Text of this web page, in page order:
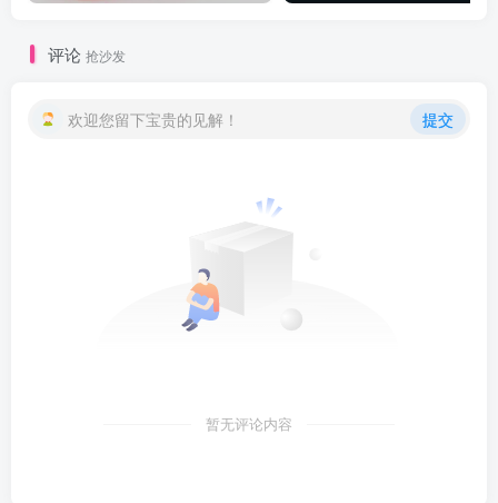
评论 抢沙发
欢迎您留下宝贵的见解！ 提交
暂无评论内容